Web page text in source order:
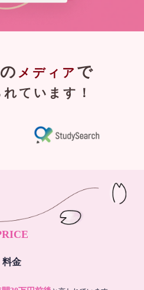
メディア で
ています！
料金